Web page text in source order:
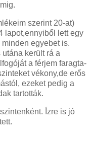
szerint 20-at)
lapot,ennyiből lett egy
egyebet is.
került rá a
a férjem faragta-
vékony,de erős
ezeket pedig a
tartották.
Ízre is jó